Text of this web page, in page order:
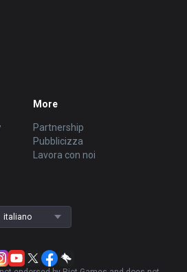
More
Partnership
Pubblicizza
Lavora con noi
italiano